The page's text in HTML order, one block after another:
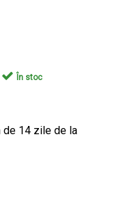
În stoc
de 14 zile de la